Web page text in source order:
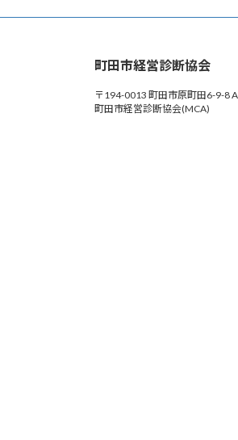
町田市経営診断協会
〒194-0013 町田市原町田6-9-8
町田市経営診断協会(MCA)